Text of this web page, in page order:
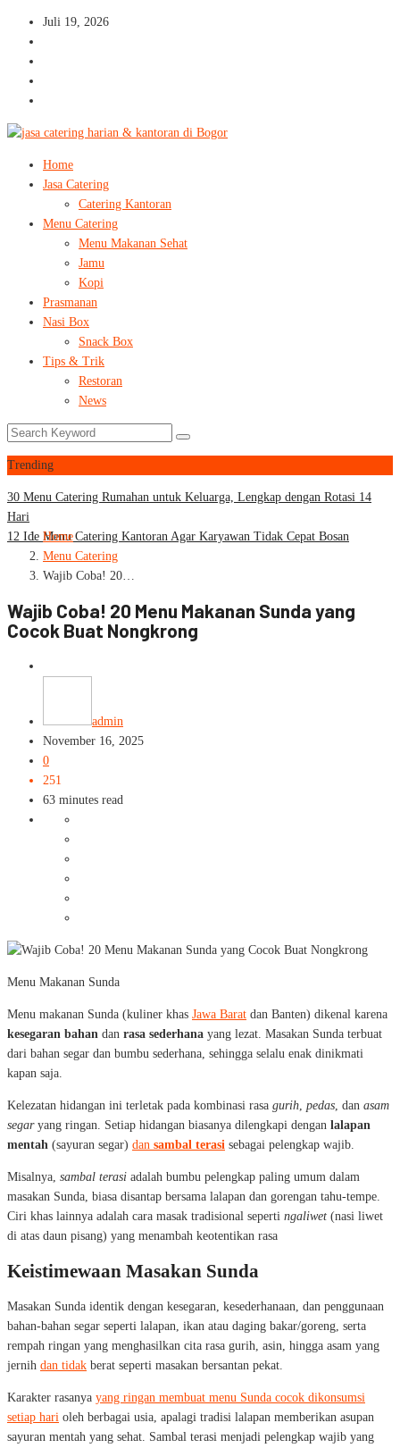
Juli 19, 2026
Home
Jasa Catering
Catering Kantoran
Menu Catering
Menu Makanan Sehat
Jamu
Kopi
Prasmanan
Nasi Box
Snack Box
Tips & Trik
Restoran
News
Trending
30 Menu Catering Rumahan untuk Keluarga, Lengkap dengan Rotasi 14
Hari
12 Ide Menu Catering Kantoran Agar Karyawan Tidak Cepat Bosan
Home
Menu Catering
Wajib Coba! 20…
Wajib Coba! 20 Menu Makanan Sunda yang
Cocok Buat Nongkrong
admin
November 16, 2025
0
251
63 minutes read
Menu Makanan Sunda
Menu makanan Sunda (kuliner khas Jawa Barat dan Banten) dikenal karena
kesegaran bahan dan rasa sederhana yang lezat. Masakan Sunda terbuat
dari bahan segar dan bumbu sederhana, sehingga selalu enak dinikmati
kapan saja.
Kelezatan hidangan ini terletak pada kombinasi rasa gurih pedas , dan asam
segaryang ringan. Setiap hidangan biasanya dilengkapi dengan lalapan
mentah (sayuran segar) dan sambal terasi sebagai pelengkap wajib.
Misalnya, sambal terasi adalah bumbu pelengkap paling umum dalam
masakan Sunda, biasa disantap bersama lalapan dan gorengan tahu-tempe.
Ciri khas lainnya adalah cara masak tradisional seperti ngaliwet (nasi liwet
di atas daun pisang) yang menambah keotentikan rasa
Keistimewaan Masakan Sunda
Masakan Sunda identik dengan kesegaran, kesederhanaan, dan penggunaan
bahan-bahan segar seperti lalapan, ikan atau daging bakar/goreng, serta
rempah ringan yang menghasilkan cita rasa gurih, asin, hingga asam yang
jernih dan tidak berat seperti masakan bersantan pekat.
Karakter rasanya yang ringan membuat menu Sunda cocok dikonsumsi
setiap hari oleh berbagai usia, apalagi tradisi lalapan memberikan asupan
sayuran mentah yang sehat. Sambal terasi menjadi pelengkap wajib yang